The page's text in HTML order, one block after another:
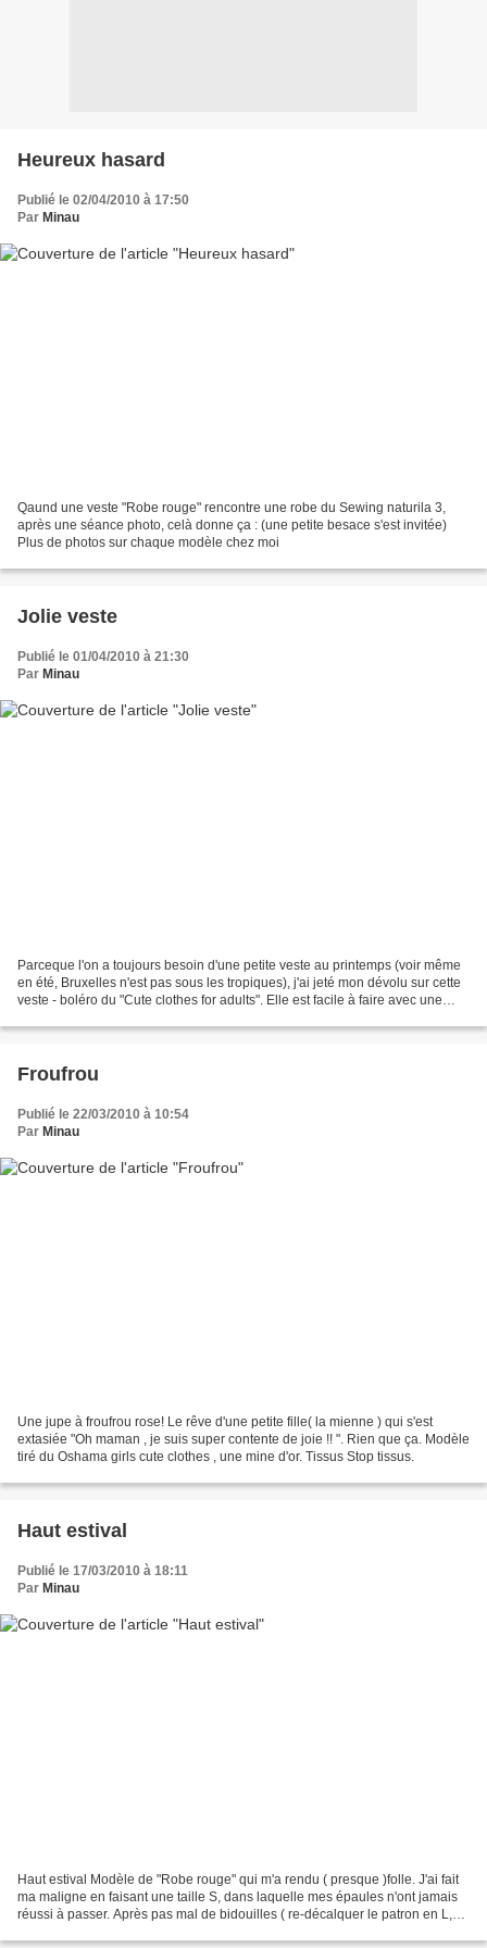
Heureux hasard
Publié le 02/04/2010 à 17:50
Par Minau
Qaund une veste "Robe rouge" rencontre une robe du Sewing naturila 3,
après une séance photo, celà donne ça : (une petite besace s'est invitée)
Plus de photos sur chaque modèle chez moi
Jolie veste
Publié le 01/04/2010 à 21:30
Par Minau
Parceque l'on a toujours besoin d'une petite veste au printemps (voir même
en été, Bruxelles n'est pas sous les tropiques), j'ai jeté mon dévolu sur cette
veste - boléro du "Cute clothes for adults". Elle est facile à faire avec une
Froufrou
Publié le 22/03/2010 à 10:54
Par Minau
Une jupe à froufrou rose! Le rêve d'une petite fille( la mienne ) qui s'est
extasiée "Oh maman , je suis super contente de joie !! ". Rien que ça. Modèle
tiré du Oshama girls cute clothes , une mine d'or. Tissus Stop tissus.
Haut estival
Publié le 17/03/2010 à 18:11
Par Minau
Haut estival Modèle de "Robe rouge" qui m'a rendu ( presque )folle. J'ai fait
ma maligne en faisant une taille S, dans laquelle mes épaules n'ont jamais
réussi à passer. Après pas mal de bidouilles ( re-décalquer le patron en L,